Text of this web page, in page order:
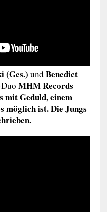
(Ges.) und Benedict
MHM Records
mit Geduld, einem
möglich ist.Die Jungs